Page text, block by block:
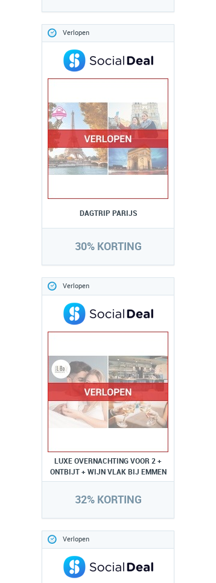
Verlopen
DAGTRIP PARIJS
30% KORTING
Verlopen
LUXE OVERNACHTING VOOR 2 +
ONTBIJT + WIJN VLAK BIJ EMMEN
32% KORTING
Verlopen